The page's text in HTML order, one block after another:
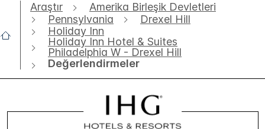
Araştır
Amerika Birleşik Devletleri
Pennsylvania
Drexel Hill
Holiday Inn
Holiday Inn Hotel & Suites
Philadelphia W - Drexel Hill
Değerlendirmeler